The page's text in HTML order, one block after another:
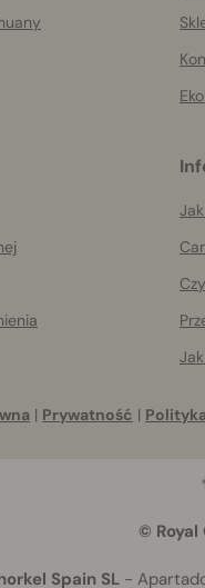
| Prywatność |
© Royal
Spain SL -